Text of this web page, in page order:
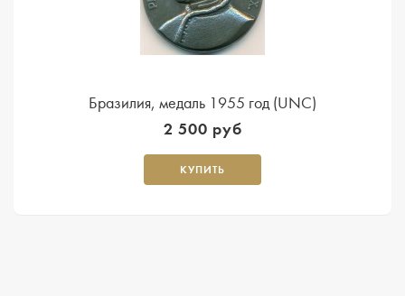
Бразилия, медаль 1955 год (UNC)
2 500 руб
КУПИТЬ